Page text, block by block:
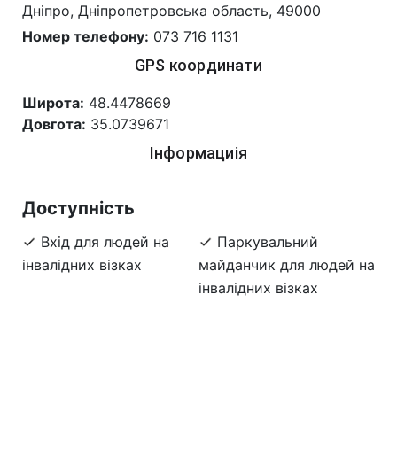
Дніпро, Дніпропетровська область, 49000
Номер телефону: 073 716 1131
GPS координати
Широта: 48.4478669
Довгота: 35.0739671
Інформациія
Доступність
Вхід для людей на
інвалідних візках
Паркувальний
майданчик для людей на
інвалідних візках